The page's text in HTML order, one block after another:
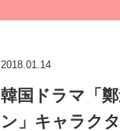
2018.01.14
韓国ドラマ「
ン」キャラク